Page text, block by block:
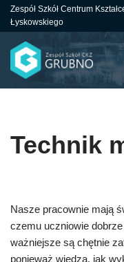
do
treści
Zespół Szkół Centrum
Łyskowskiego
Technik
Nasze pracownie mają
czemu uczniowie
ważniejsze są chętnie
ponieważ wiedzą, jak